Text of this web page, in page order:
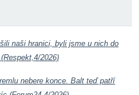
naši hranici, byli jsme u nich do
2026)
nebere konce. Balt teď patří